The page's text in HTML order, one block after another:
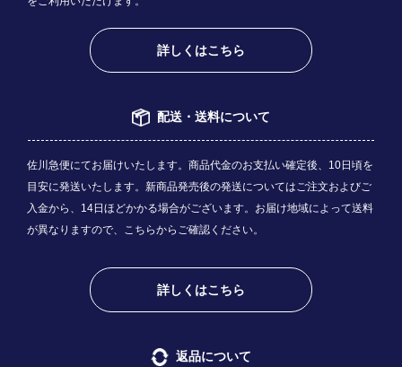
詳しくはこちら
配送・送料について
佐川急便にてお届けいたします。商品代金のお支払い確定後、10日頃を
目安に発送いたします。新商品発売後の発送についてはご注文およびご
入金から、14日ほどかかる場合がございます。お届け地域によって送料
が異なりますので、 こちらからご確認ください。
詳しくはこちら
返品について